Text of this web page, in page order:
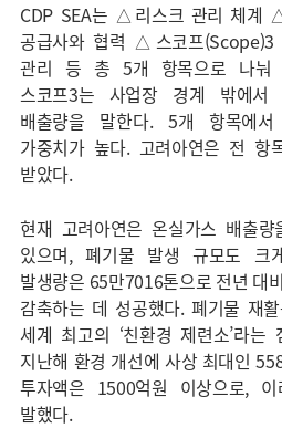
CDP SEA는 △리스크 관리 체계
공급사와 협력 △스코프
관리 등 총 5개 항목으로 나눠
스코프3는 사업장 경계 밖에서
배출량을 말한다. 5개 항목에
가중치가 높다. 고려아연은 전 항
받았다.
현재 고려아연은 온실가스 배출량
있으며, 폐기물 발생 규모도 크
발생량은 65만7016톤으로 전년 대
감축하는 데 성공했다. 폐기물 재
세계 최고의 ‘친환경 제련소’라는
지난해 환경 개선에 사상 최대인
투자액은 1500억원 이상으로,
발했다.